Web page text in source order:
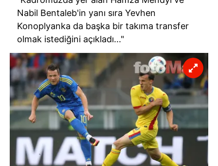
kullanılmaktadır. Bu çerezler vasıtasıyla çeşitli kişisel
verileriniz işlenmekte olup gerekli olan çerezler bilgi
toplumu hizmetlerinin sunulması amacıyla
kullanılmaktadır. Diğer çerezler, sitemizin daha işlevsel
kılınması ve kişiselleştirilmesi ve sizlere yönelik
reklam/pazarlama faaliyetlerinin yapılması, amaçlarıyla
sınırlı olarak açık rızanız dahilinde kullanılacaktır.
Çerezlere ilişkin tercihlerinizi aşağıda yer alan panel
vasıtasıyla belirleyebilirsiniz. Çerezlere ilişkin detaylı bilgi
için Ayarlar butonuna tıklayabilir,
Çerez Bilgilendirme
Metnimiziziyaret edebilirsiniz.
6698 sayılı Kişisel Verilerin Korunması Kanunu uyarınca
Nabil Bentaleb'in yanı sıra Yevhen
Konoplyanka da başka bir takıma transfer
olmak istediğini açıkladı..."